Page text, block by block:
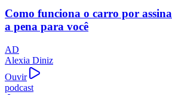
Como funciona o carro por
a pena para você
AD
Alexia Diniz
Ouvir
podcast